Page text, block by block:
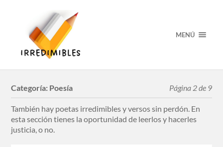
MENÚ
Categoría: Poesía Página 2 de 9
También hay poetas irredimibles y versos sin perdón. En
esta sección tienes la oportunidad de leerlos y hacerles
justicia, o no.